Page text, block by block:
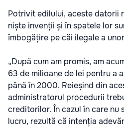
Potrivit edilului, aceste datorii
niște invenții și în spatele lor
îmbogățire pe căi ilegale a
„După cum am promis, am
63 de milioane de lei pentru a
până în 2000. Reieșind din
administratorul procedurii
creditorilor. În cazul în care nu
lucru, rezultă că intenția